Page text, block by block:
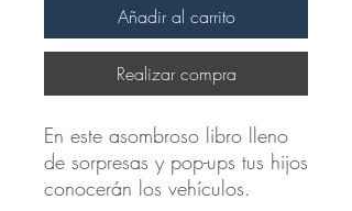
Añadir al carrito
Realizar compra
En este asombroso libro lleno
de sorpresas y pop-ups tus hijos
conocerán los vehículos.